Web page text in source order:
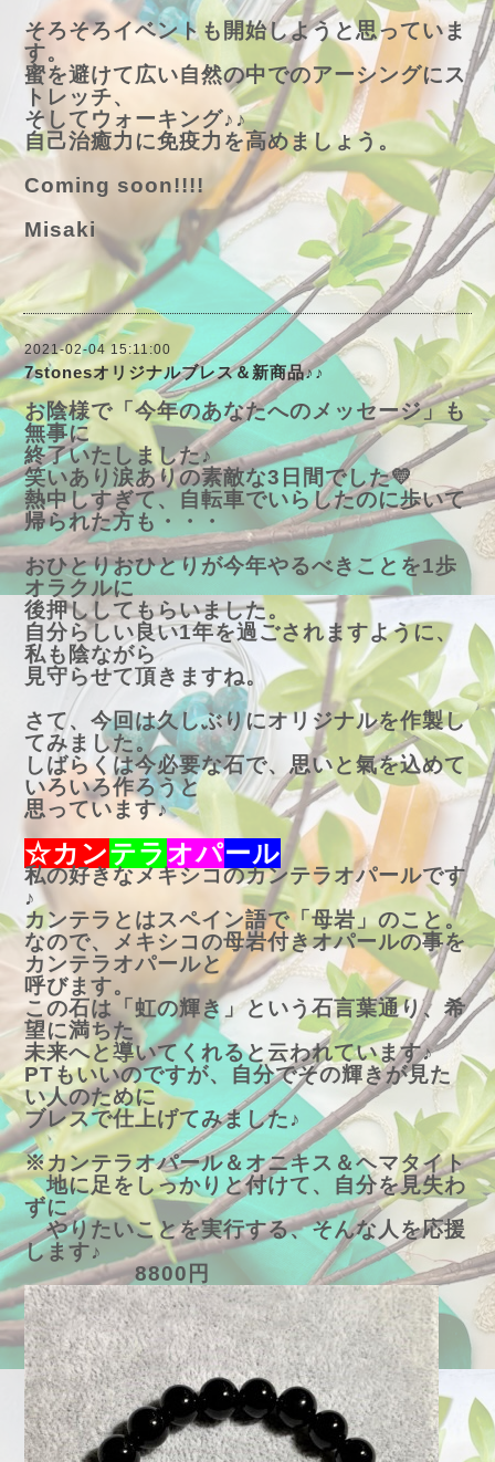
そろそろイベントも開始しようと思っていま
す。
蜜を避けて広い自然の中でのアーシングにス
トレッチ、
そしてウォーキング♪♪
自己治癒力に免疫力を高めましょう。
Coming soon!!!!
Misaki
2021-02-04 15:11:00
7stonesオリジナルブレス＆新商品♪♪
お陰様で「今年のあなたへのメッセージ」も
無事に
終了いたしました♪
笑いあり涙ありの素敵な3日間でした💛
熱中しすぎて、自転車でいらしたのに歩いて
帰られた方も・・・
おひとりおひとりが今年やるべきことを1歩
オラクルに
後押ししてもらいました。
自分らしい良い1年を過ごされますように、
私も陰ながら
見守らせて頂きますね。
さて、今回は久しぶりにオリジナルを作製し
てみました。
しばらくは今必要な石で、思いと氣を込めて
いろいろ作ろうと
思っています♪
☆カンテラ オパール
私の好きなメキシコのカンテラオパールです
♪
カンテラとはスペイン語で「母岩」のこと。
なので、メキシコの母岩付きオパールの事を
カンテラオパールと
呼びます。
この石は「虹の輝き」という石言葉通り、希
望に満ちた
未来へと導いてくれると云われています♪
PTもいいのですが、自分でその輝きが見た
い人のために
ブレスで仕上げてみました♪
※カンテラオパール＆オニキス＆ヘマタイト
地に足をしっかりと付けて、自分を見失わ
ずに
やりたいことを実行する、そんな人を応援
します♪
8800円